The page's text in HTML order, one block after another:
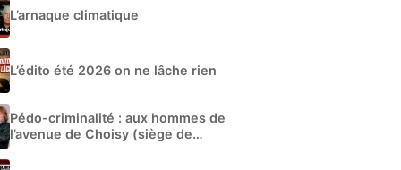
L’arnaque climatique
L’édito été 2026 on ne lâche rien
Pédo-criminalité : aux hommes de
l’avenue de Choisy (siège de